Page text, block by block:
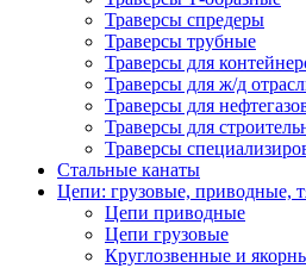
Траверсы спредеры
Траверсы трубные
Траверсы для
Траверсы для ж/д
Траверсы для
Траверсы для
Траверсы
Стальные канаты
Цепи: грузовые, приводные,
Цепи приводные
Цепи грузовые
Круглозвенные и